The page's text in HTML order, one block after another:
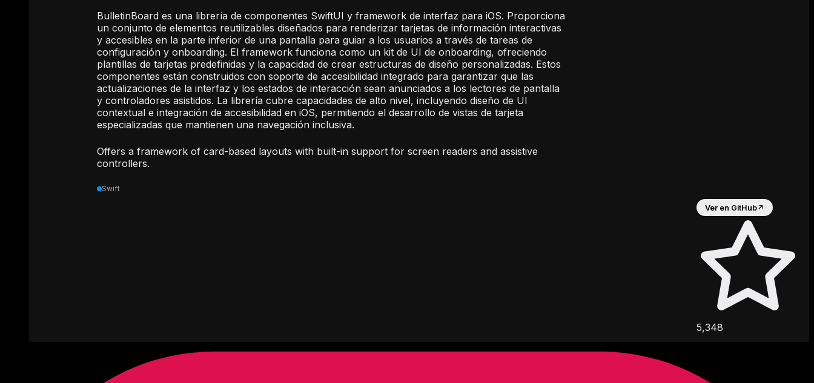
BulletinBoard es una librería de componentes SwiftUI y framework de interfaz para iOS. Proporciona
un conjunto de elementos reutilizables diseñados para renderizar tarjetas de información interactivas
y accesibles en la parte inferior de una pantalla para guiar a los usuarios a través de tareas de
configuración y onboarding. El framework funciona como un kit de UI de onboarding, ofreciendo
plantillas de tarjetas predefinidas y la capacidad de crear estructuras de diseño personalizadas. Estos
componentes están construidos con soporte de accesibilidad integrado para garantizar que las
actualizaciones de la interfaz y los estados de interacción sean anunciados a los lectores de pantalla
y controladores asistidos. La librería cubre capacidades de alto nivel, incluyendo diseño de UI
contextual e integración de accesibilidad en iOS, permitiendo el desarrollo de vistas de tarjeta
especializadas que mantienen una navegación inclusiva.
Offers a framework of card-based layouts with built-in support for screen readers and assistive
controllers.
Swift
Ver en GitHub↗
5,348